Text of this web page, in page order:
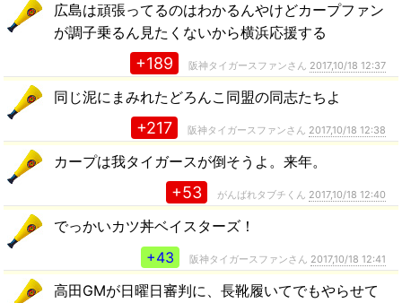
広島は頑張ってるのはわかるんやけどカープファン
が調子乗るん見たくないから横浜応援する
+189 阪神タイガースファンさん 2017,10/18 12:37
同じ泥にまみれたどろんこ同盟の同志たちよ
+217 阪神タイガースファンさん 2017,10/18 12:38
カープは我タイガースが倒そうよ。来年。
+53 がんばれタブチくん 2017,10/18 12:40
でっかいカツ丼ベイスターズ！
+43
阪神タイガースファンさん 2017,10/18 12:41
高田GMが日曜日審判に、長靴履いてでもやらせて